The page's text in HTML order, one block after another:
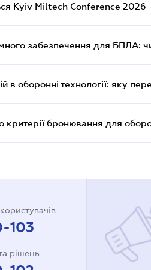
Kyiv Miltech Conference 2026
забезпечення для БПЛА:
в оборонні технології: яку
критерії бронювання для
103
рішень